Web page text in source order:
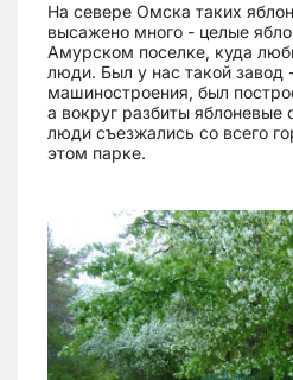
На севере Омска таких
высажено много - целые
Амурском поселке, куда
люди. Был у нас такой завод
машиностроения, был
а вокруг разбиты
люди съезжались со всего
этом парке.